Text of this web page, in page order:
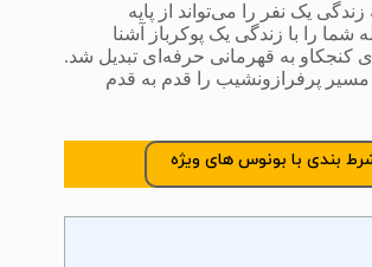
یک نفر را می‌تواند از پایه
شما را با زندگی یک پوکرباز آشنا
کنجکاو به قهرمانی حرفه‌ای تبدیل شد.
مسیر پرفرازونشیب را قدم به قدم
بندی با بونوس های ویژه